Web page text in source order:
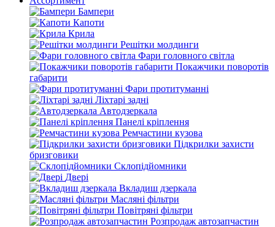
Бампери
Капоти
Крила
Решітки молдинги
Фари головного світла
Покажчики поворотів
габарити
Фари протитуманні
Ліхтарі задні
Автодзеркала
Панелі кріплення
Ремчастини кузова
Підкрилки захисти
бризговики
Склопідйомники
Двері
Вкладиш дзеркала
Масляні фільтри
Повітряні фільтри
Розпродаж автозапчастин